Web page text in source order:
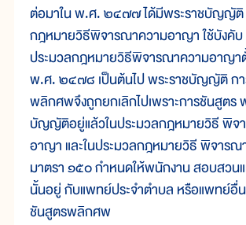
ต่อมาใน พ.ศ. ๒๔๗๗ ได้มีพระราชบัญญัติ
กฎหมายวิธีพิจารณาความอาญา ใช้บังคับ
ประมวลกฎหมายวิธีพิจารณาความอาญา
พ.ศ. ๒๔๗๘ เป็นต้นไป พระราชบัญญัติ ก
พลิกศพจึงถูกยกเลิกไปเพราะการชันสูต
บัญญัติอยู่แล้วในประมวลกฎหมายวิธี พิจ
อาญา และในประมวลกฎหมายวิธี พิจาร
มาตรา ๑๕๐ กำหนดให้พนักงาน สอบสวน
นั้นอยู่ กับแพทย์ประจำตำบล หรือแพทย์อื่
ชันสูตรพลิกศพ